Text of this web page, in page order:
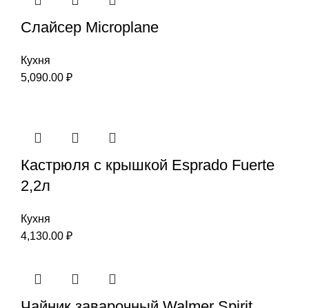
Слайсер Microplane
Кухня
5,090.00 ₽
Кастрюля с крышкой Esprado Fuerte
2,2л
Кухня
4,130.00 ₽